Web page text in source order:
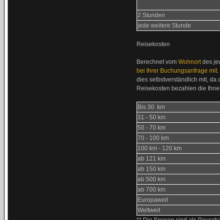
2 Stunden
jede weitere Stunde
Reisekosten
Berechnet vom Wohnortdes
bei Ihrer Buchungsanfrage mit.
dies selbstverständlich mit, da
Reisekosten bezahlen die
Bis 30 km
31 - 50 km
50 - 70 km
70 - 100 km
100 km - 120 km
ab 121 km
ab 150 km
ab 500 km
ab 700 km
Europaweit
Weltweit